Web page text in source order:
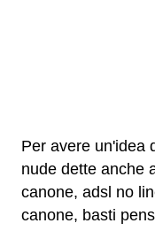
Per avere un'idea
nude dette anche
canone, adsl no
canone, basti